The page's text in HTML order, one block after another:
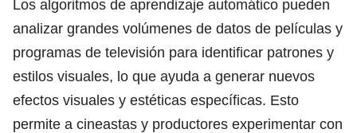
Los algoritmos de aprendizaje automático pueden
analizar grandes volúmenes de datos de películas y
programas de televisión para identificar patrones y
estilos visuales, lo que ayuda a generar nuevos
efectos visuales y estéticas específicas. Esto
permite a cineastas y productores experimentar con